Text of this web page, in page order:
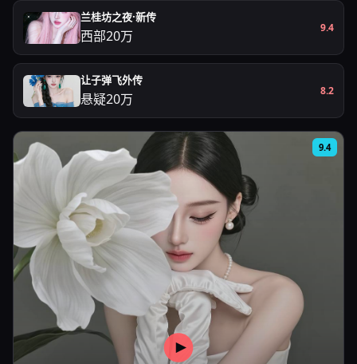
兰桂坊之夜·新传
西部20万 9.4
让子弹飞外传
悬疑20万 8.2
9.4